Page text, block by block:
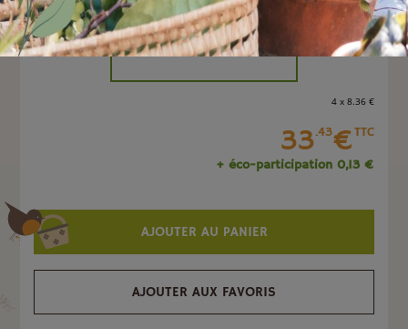
-
4 x 8.36 €
33.43€TTC
+ éco-participation 0,13 €
AJOUTER AU PANIER
AJOUTER AUX FAVORIS